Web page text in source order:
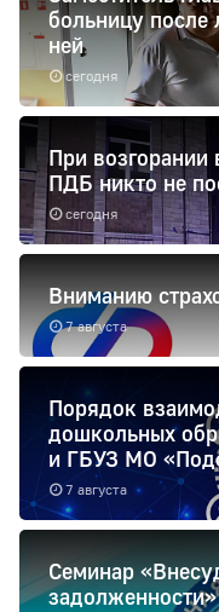
сегодня
больницу после
ней
сегодня
При
ПДБ никто не
7 августа
Вниманию
7 августа
Порядок
дошкольных
и ГБУЗ МО
Семинар